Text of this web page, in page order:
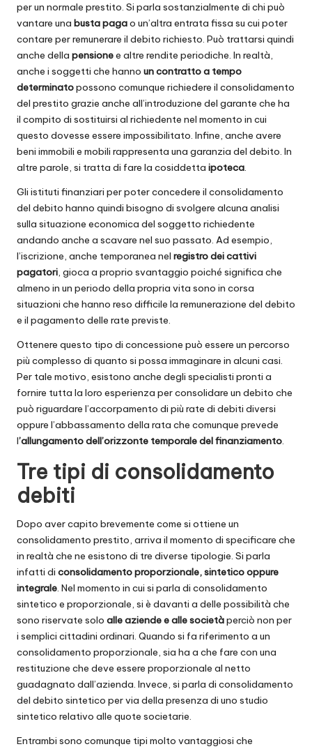
per un normale prestito. Si parla sostanzialmente di chi può
vantare una busta pagao un’altra entrata fissa su cui poter
contare per remunerare il debito richiesto. Può trattarsi quindi
anche della pensionee altre rendite periodiche. In realtà,
anche i soggetti che hanno un contratto a tempo
determinatopossono comunque richiedere il consolidamento
del prestito grazie anche all’introduzione del garante che ha
il compito di sostituirsi al richiedente nel momento in cui
questo dovesse essere impossibilitato. Infine, anche avere
beni immobili e mobili rappresenta una garanzia del debito. In
altre parole, si tratta di fare la cosiddetta ipoteca.
Gli istituti finanziari per poter concedere il consolidamento
del debito hanno quindi bisogno di svolgere alcuna analisi
sulla situazione economica del soggetto richiedente
andando anche a scavare nel suo passato. Ad esempio,
l’iscrizione, anche temporanea nel registro dei cattivi
pagatori, gioca a proprio svantaggio poiché significa che
almeno in un periodo della propria vita sono in corsa
situazioni che hanno reso difficile la remunerazione del debito
e il pagamento delle rate previste.
Ottenere questo tipo di concessione può essere un percorso
più complesso di quanto si possa immaginare in alcuni casi.
Per tale motivo, esistono anche degli specialisti pronti a
fornire tutta la loro esperienza per consolidare un debito che
può riguardare l’accorpamento di più rate di debiti diversi
oppure l’abbassamento della rata che comunque prevede
l’allungamento dell’orizzonte temporale del finanziamento.
Tre tipi di consolidamento
debiti
Dopo aver capito brevemente come si ottiene un
consolidamento prestito, arriva il momento di specificare che
in realtà che ne esistono di tre diverse tipologie. Si parla
infatti di consolidamento proporzionale, sintetico oppure
integrale. Nel momento in cui si parla di consolidamento
sintetico e proporzionale, si è davanti a delle possibilità che
sono riservate solo alle aziende e alle societàperciò non per
i semplici cittadini ordinari. Quando si fa riferimento a un
consolidamento proporzionale, sia ha a che fare con una
restituzione che deve essere proporzionale al netto
guadagnato dall’azienda. Invece, si parla di consolidamento
del debito sintetico per via della presenza di uno studio
sintetico relativo alle quote societarie.
Entrambi sono comunque tipi molto vantaggiosi che